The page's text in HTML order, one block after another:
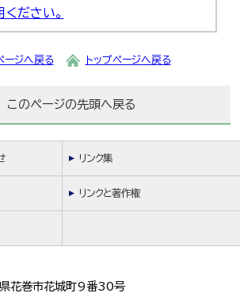
ださい。
ージへ戻る トップページへ戻る
このページの先頭へ戻る
リンク集
リンクと著作権
巻市花城町9番30号